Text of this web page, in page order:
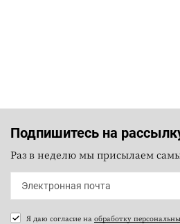
Подпишитесь на
Раз в неделю мы присылаем
Я даю согласие на обработку